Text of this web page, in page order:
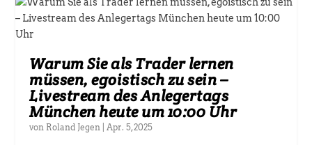
Warum Sie als Trader lernen
müssen, egoistisch zu sein –
Livestream des Anlegertags
München heute um 10:00 Uhr
von Roland Jegen |Apr. 5, 2025